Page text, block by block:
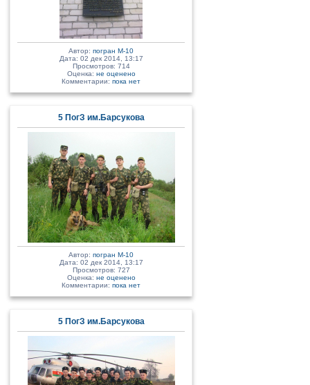
Автор: погран М-10
Дата: 02 дек 2014, 13:17
Просмотров: 714
Оценка: не оценено
Комментарии: пока нет
5 ПогЗ им.Барсукова
Автор: погран М-10
Дата: 02 дек 2014, 13:17
Просмотров: 727
Оценка: не оценено
Комментарии: пока нет
5 ПогЗ им.Барсукова